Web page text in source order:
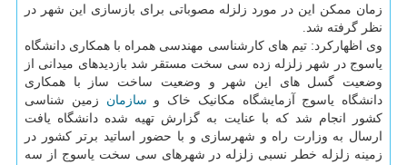
زمان ممکن این در مورد زلزله مصوباتی برای بازسازی این شهر در
نظر گرفته شد.
وی اظهارکرد: تیم های کارشناسی مهندسی همراه با همکاری دانشگاه
یاسوج در شهر زلزله زده سی سخت مستقر شد بازدیدهای میدانی از
وضعیت گسل های این شهر و وضعیت ساخت ساز با همکاری
دانشگاه یاسوج آزمایشگاه مکانیک خاک و سازمان زمین شناسی
کشور انجام شد که با عنایت به گزارش تهیه شده دانشگاه یافت
ارسال به وزارت راه و شهرسازی و با حضور اساتید برتر کشور در
زمینه زلزله خطر نسبی زلزله در شهرهای سی سخت یاسوج از سه